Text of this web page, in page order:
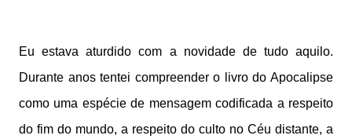
Eu estava aturdido com a novidade de tudo aquilo.
Durante anos tentei compreender o livro do Apocalipse
como uma espécie de mensagem codificada a respeito
do fim do mundo, a respeito do culto no Céu distante, a